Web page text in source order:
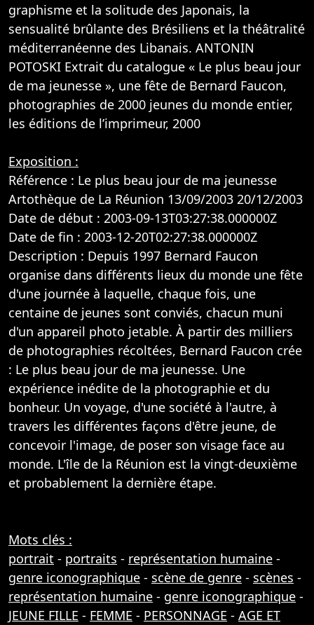
graphisme et la solitude des Japonais, la
sensualité brûlante des Brésiliens et la théâtralité
méditerranéenne des Libanais. ANTONIN
POTOSKI Extrait du catalogue « Le plus beau jour
de ma jeunesse », une fête de Bernard Faucon,
photographies de 2000 jeunes du monde entier,
les éditions de l’imprimeur, 2000
Exposition :
Référence : Le plus beau jour de ma jeunesse
Artothèque de La Réunion 13/09/2003 20/12/2003
Date de début : 2003-09-13T03:27:38.000000Z
Date de fin : 2003-12-20T02:27:38.000000Z
Description : Depuis 1997 Bernard Faucon
organise dans différents lieux du monde une fête
d'une journée à laquelle, chaque fois, une
centaine de jeunes sont conviés, chacun muni
d'un appareil photo jetable. À partir des milliers
de photographies récoltées, Bernard Faucon crée
: Le plus beau jour de ma jeunesse. Une
expérience inédite de la photographie et du
bonheur. Un voyage, d'une société à l'autre, à
travers les différentes façons d'être jeune, de
concevoir l'image, de poser son visage face au
monde. L'île de la Réunion est la vingt-deuxième
et probablement la dernière étape.
Mots clés :
portrait - portraits - représentation humaine -
genre iconographique - scène de genre - scènes -
représentation humaine - genre iconographique -
JEUNE FILLE - FEMME - PERSONNAGE - AGE ET